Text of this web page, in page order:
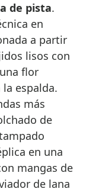
de pista.
en
a partir
lisos con
flor
espalda.
más
de
en una
mangas de
de lana